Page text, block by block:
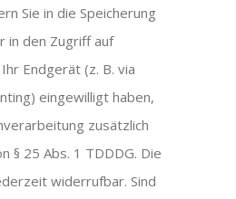
Sie in die Speicherung
in den Zugriff auf
Endgerät (z. B. via
eingewilligt haben,
zusätzlich
§ 25 Abs. 1 TDDDG. Die
widerrufbar. Sind